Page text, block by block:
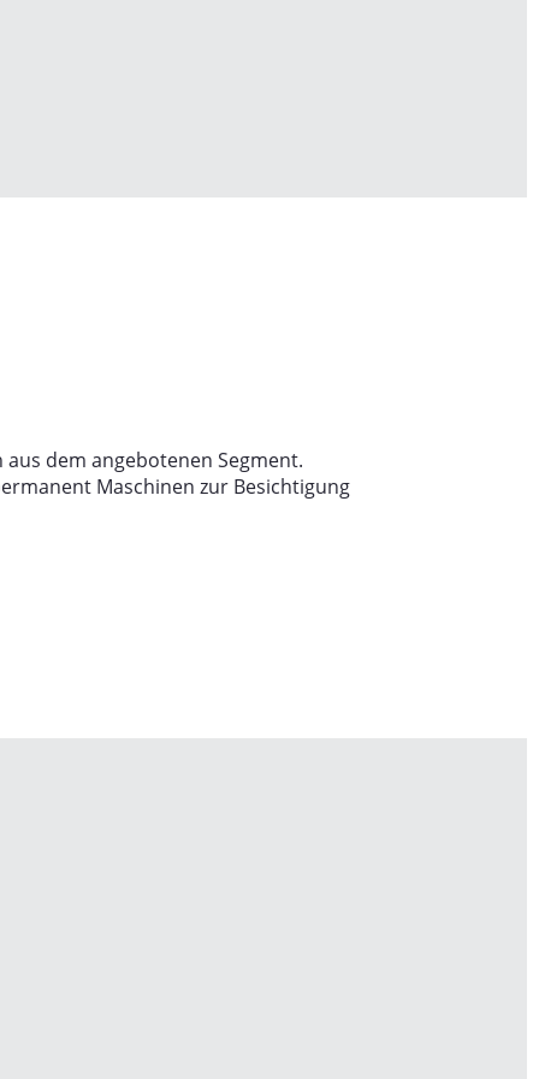
dem angebotenen Segment.
Maschinen zur Besichtigung